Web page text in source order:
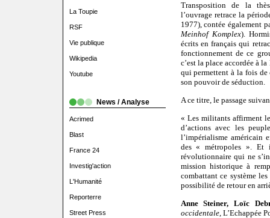
La Toupie
RSF
Vie publique
Wikipedia
Youtube
News / Analyse
Acrimed
Blast
France 24
Investig'action
L'Humanité
Reporterre
Street Press
Transposition de la
l’ouvrage retrace la
1977), contée également
Meinhof Komplex).
écrits en français qui
fonctionnement de ce
c’est la place accordée à
qui permettent à la fois de
son pouvoir de séduction.
A ce titre, le passage
« Les militants affirment
d’actions avec les
l’impérialisme américain
des « métropoles ». Et
révolutionnaire qui ne
mission historique à
combattant ce système
possibilité de retour en
Anne Steiner, Loïc
occidentale, L’Echappée